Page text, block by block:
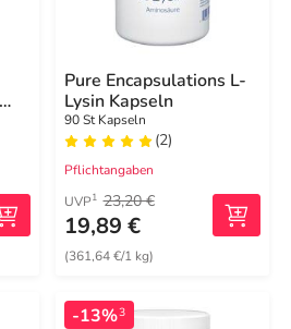
Pure Encapsulations L-
Lysin Kapseln
90 St Kapseln
(2)
Pflichtangaben
UVP1 23,20 €
19,89 €
(361,64 €/1 kg)
-13%3